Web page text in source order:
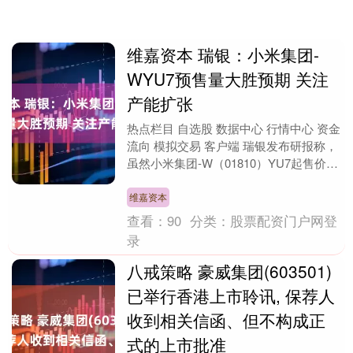
维嘉资本 瑞银：小米集团-
WYU7预售量大胜预期 关注
产能扩张
热点栏目 自选股 数据中心 行情中心 资金
流向 模拟交易 客户端 瑞银发布研报称，
虽然小米集团-W（01810）YU7起售价格
维嘉资本
查看：90 分类： 股票配资门户网登
录
八戒策略 豪威集团(603501)
已举行香港上市聆讯, 保荐人
收到相关信函、但不构成正
式的上市批准